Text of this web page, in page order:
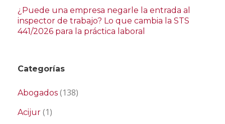
¿Puede una empresa negarle la entrada al
inspector de trabajo? Lo que cambia la STS
441/2026 para la práctica laboral
Categorías
Abogados (138)
Acijur (1)